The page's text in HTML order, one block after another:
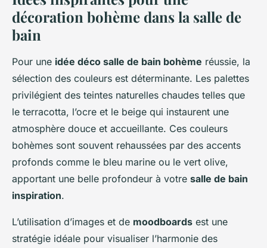
décoration bohème dans la salle de
bain
Pour une idée déco salle de bain bohème réussie, la
sélection des couleurs est déterminante. Les palettes
privilégient des teintes naturelles chaudes telles que
le terracotta, l’ocre et le beige qui instaurent une
atmosphère douce et accueillante. Ces couleurs
bohèmes sont souvent rehaussées par des accents
profonds comme le bleu marine ou le vert olive,
apportant une belle profondeur à votre salle de bain
inspiration.
L’utilisation d’images et de moodboards est une
stratégie idéale pour visualiser l’harmonie des